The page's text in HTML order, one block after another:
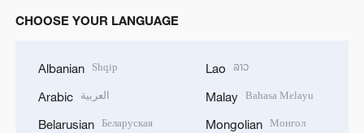
CHOOSE YOUR LANGUAGE
Albanian Shqip
Arabic العربية
Belarusian Беларуская
Lao ລາວ
Malay Bahasa Melayu
Mongolian Монгол